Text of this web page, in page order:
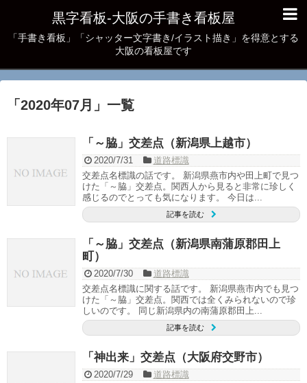
黒字看板‐大阪の手書き看板屋
「手書き看板」「シャッター文字書き/イラスト描き」を得意とする
大阪の看板屋です
「 2020年07月 」 一覧
「～脇」交差点（新潟県上越市）
2020/7/31
道路標識
交差点名標識の話です。 新潟県燕市内や田上町で見つ
けた「～脇」交差点。関西人から見ると非常に珍しく
感じるのでとっても気になります。 今日は...
記事を読む
「～脇」交差点（新潟県南蒲原郡田上
町）
2020/7/30
道路標識
交差点名標識に関する話です。 新潟県燕市内でも見つ
けた「～脇」交差点。関西では全くみられないので珍
しいのです。 同じ新潟県内の南蒲原郡田上...
記事を読む
「神出来」交差点（大阪府交野市）
2020/7/29
道路標識